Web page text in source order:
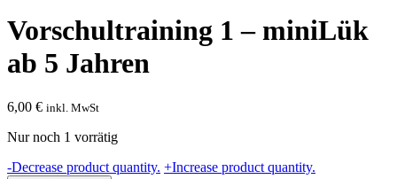
Vorschultraining 1 – miniLük
ab 5 Jahren
6,00 € inkl. MwSt
Nur noch 1 vorrätig
-Decrease product quantity. Vorschultraining
+Increase product quantity.